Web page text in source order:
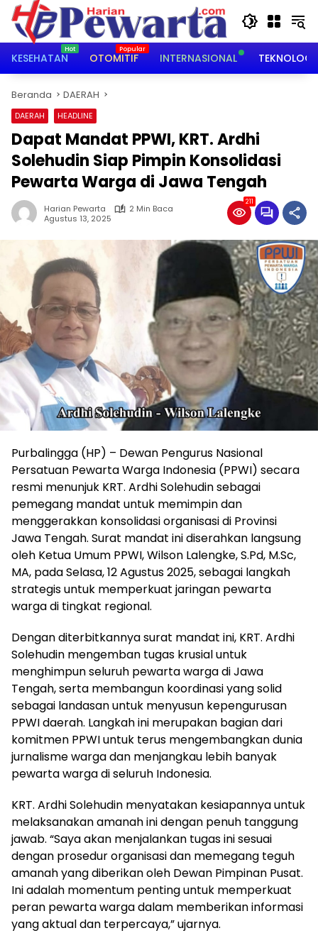
Langsung
konten
KESEHATAN
OTOMITIF INTERNASIONAL TEKNOLOGI
Beranda DAERAH
DAERAH HEADLINE
Dapat Mandat PPWI, KRT. Ardhi
Solehudin Siap Pimpin Konsolidasi
Pewarta Warga di Jawa Tengah
Harian Pewarta
2 Min Baca
Agustus 13, 2025
211
Purbalingga (HP) – Dewan Pengurus Nasional
Persatuan Pewarta Warga Indonesia (PPWI) secara
resmi menunjuk KRT. Ardhi Solehudin sebagai
pemegang mandat untuk memimpin dan
menggerakkan konsolidasi organisasi di Provinsi
Jawa Tengah. Surat mandat ini diserahkan langsung
oleh Ketua Umum PPWI, Wilson Lalengke, S.Pd, M.Sc,
MA, pada Selasa, 12 Agustus 2025, sebagai langkah
strategis untuk memperkuat jaringan pewarta
warga di tingkat regional.
Dengan diterbitkannya surat mandat ini, KRT. Ardhi
Solehudin mengemban tugas krusial untuk
menghimpun seluruh pewarta warga di Jawa
Tengah, serta membangun koordinasi yang solid
sebagai landasan untuk menyusun kepengurusan
PPWI daerah. Langkah ini merupakan bagian dari
komitmen PPWI untuk terus mengembangkan dunia
jurnalisme warga dan menjangkau lebih banyak
pewarta warga di seluruh Indonesia.
KRT. Ardhi Solehudin menyatakan kesiapannya untuk
melaksanakan amanah ini dengan penuh tanggung
jawab. “Saya akan menjalankan tugas ini sesuai
dengan prosedur organisasi dan memegang teguh
amanah yang diberikan oleh Dewan Pimpinan Pusat.
Ini adalah momentum penting untuk memperkuat
peran pewarta warga dalam memberikan informasi
yang aktual dan terpercaya,” ujarnya.